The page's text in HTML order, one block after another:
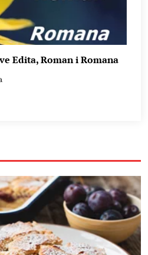
Edita, Roman i Romana